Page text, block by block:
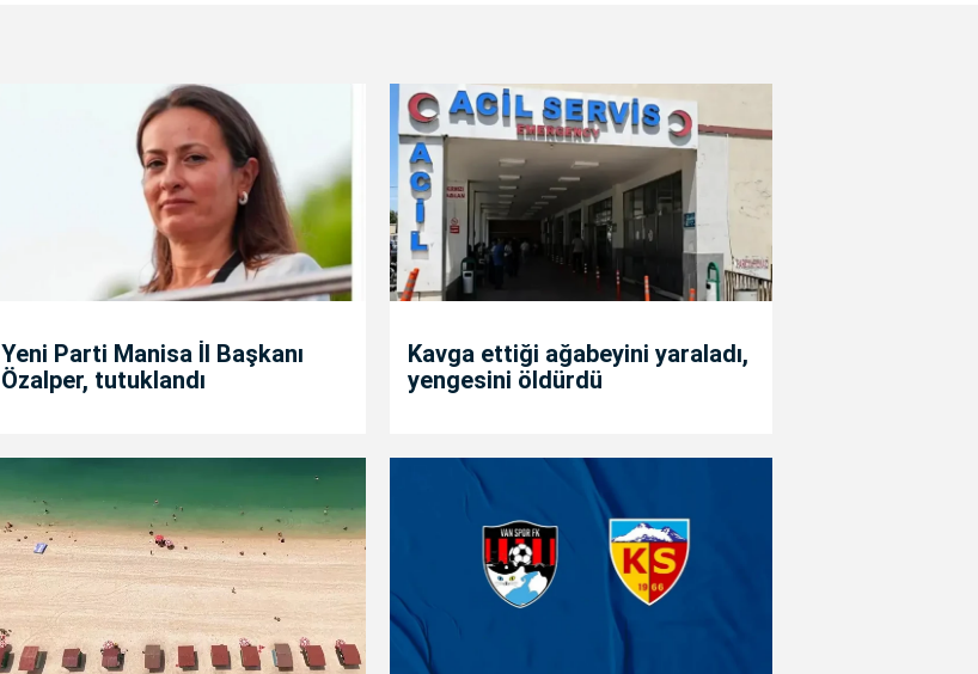
Yeni Parti Manisa İl Başkanı
Özalper, tutuklandı
Kavga ettiği ağabeyini yaraladı,
yengesini öldürdü